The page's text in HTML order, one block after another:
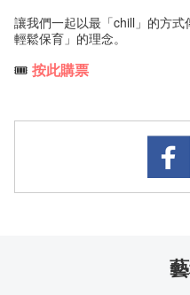
讓我們一起以最「chill」的方
輕鬆保育」的理念。
🎟️ 按此購票